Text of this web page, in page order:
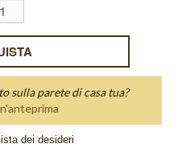
sulla parete di casa tua?
dei desideri